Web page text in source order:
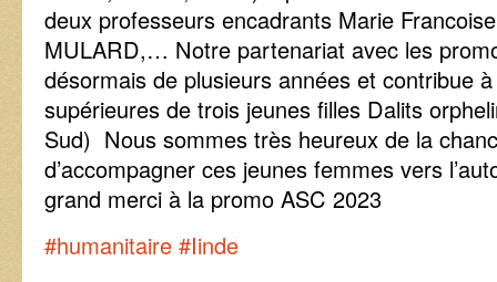
deux professeurs encadrants Marie
MULARD,… Notre partenariat avec les
désormais de plusieurs années et contribue
supérieures de trois jeunes filles Dalits
Sud) Nous sommes très heureux de la
d’accompagner ces jeunes femmes vers
grand merci à la promo ASC 2023
#humanitaire #Iinde